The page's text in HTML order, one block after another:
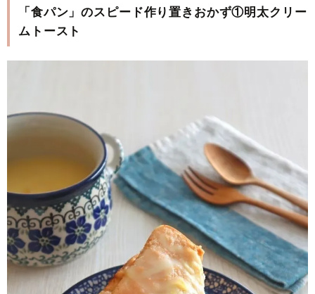
「食パン」のスピード作り置きおかず①明太クリー
ムトースト